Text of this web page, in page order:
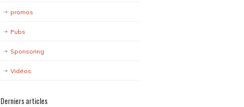
promos
Pubs
Sponsoring
Vidéos
Derniers articles